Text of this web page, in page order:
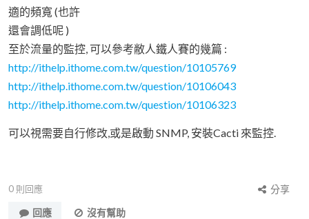
適的頻寬 (也許
還會調低呢 )
至於流量的監控, 可以參考敝人鐵人賽的幾篇 :
http://ithelp.ithome.com.tw/question/10105769
http://ithelp.ithome.com.tw/question/10106043
http://ithelp.ithome.com.tw/question/10106323
可以視需要自行修改,或是啟動 SNMP, 安裝Cacti 來監控.
0 則回應
分享
回應
沒有幫助